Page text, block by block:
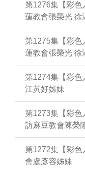
第1276集【彩色
蓮教會張榮光 徐
第1275集【彩色
蓮教會張榮光 徐
第1274集【彩色
江黃好姊妹
第1273集【彩色
訪麻豆教會陳榮
第1272集【彩色
會盧彥容姊妹